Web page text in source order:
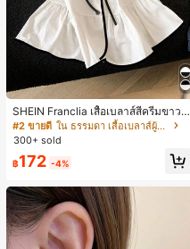
SHEIN Franclia เสื้อเบลาส์สีครีมขาวนุ่
มนวล เอวรูด, แต่งขอบตัดกัน + โบว์ผูก,
แขนพอง จับคู่กับกระโปรงชายระบาย,
กวัน
#2 ขายดี
ใน ธรรมดา เสื้อเบลาส์ผู้หญิง
300+ sold
฿172 -4%